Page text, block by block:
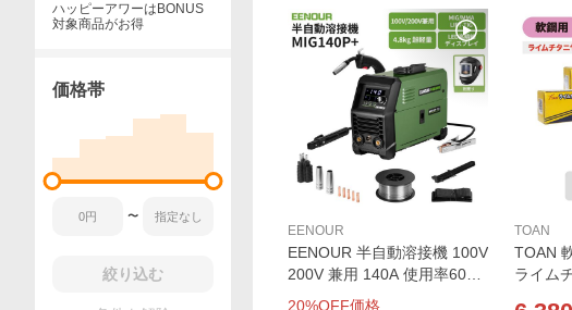
EENOUR
EENOUR 半自動溶接機 100V
200V 兼用 140A 使用率60％
LED高精細表示 自動仕様調
20%OFF価格
TOAN
TOAN
ライム
ハッピーアワーはBONUS
対象商品がお得
価格帯
〜
絞り込む